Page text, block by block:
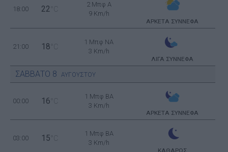
18:00 22 °C
2 Μπφ Α
9 Km/h
ΑΡΚΕΤΑ ΣΥΝΝΕΦΑ
21:00 18 °C
1 Μπφ NA
3 Km/h
ΛΙΓΑ ΣΥΝΝΕΦΑ
ΣΑΒΒΑΤΟ 8 ΑΥΓΟΥΣΤΟΥ
00:00 16 °C
1 Μπφ BA
3 Km/h
ΑΡΚΕΤΑ ΣΥΝΝΕΦΑ
03:00 15 °C
1 Μπφ BA
3 Km/h
ΚΑΘΑΡΟΣ